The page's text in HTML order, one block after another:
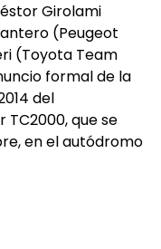
Girolami
(Peugeot
(Toyota Team
formal de la
del
que se
en el autódromo